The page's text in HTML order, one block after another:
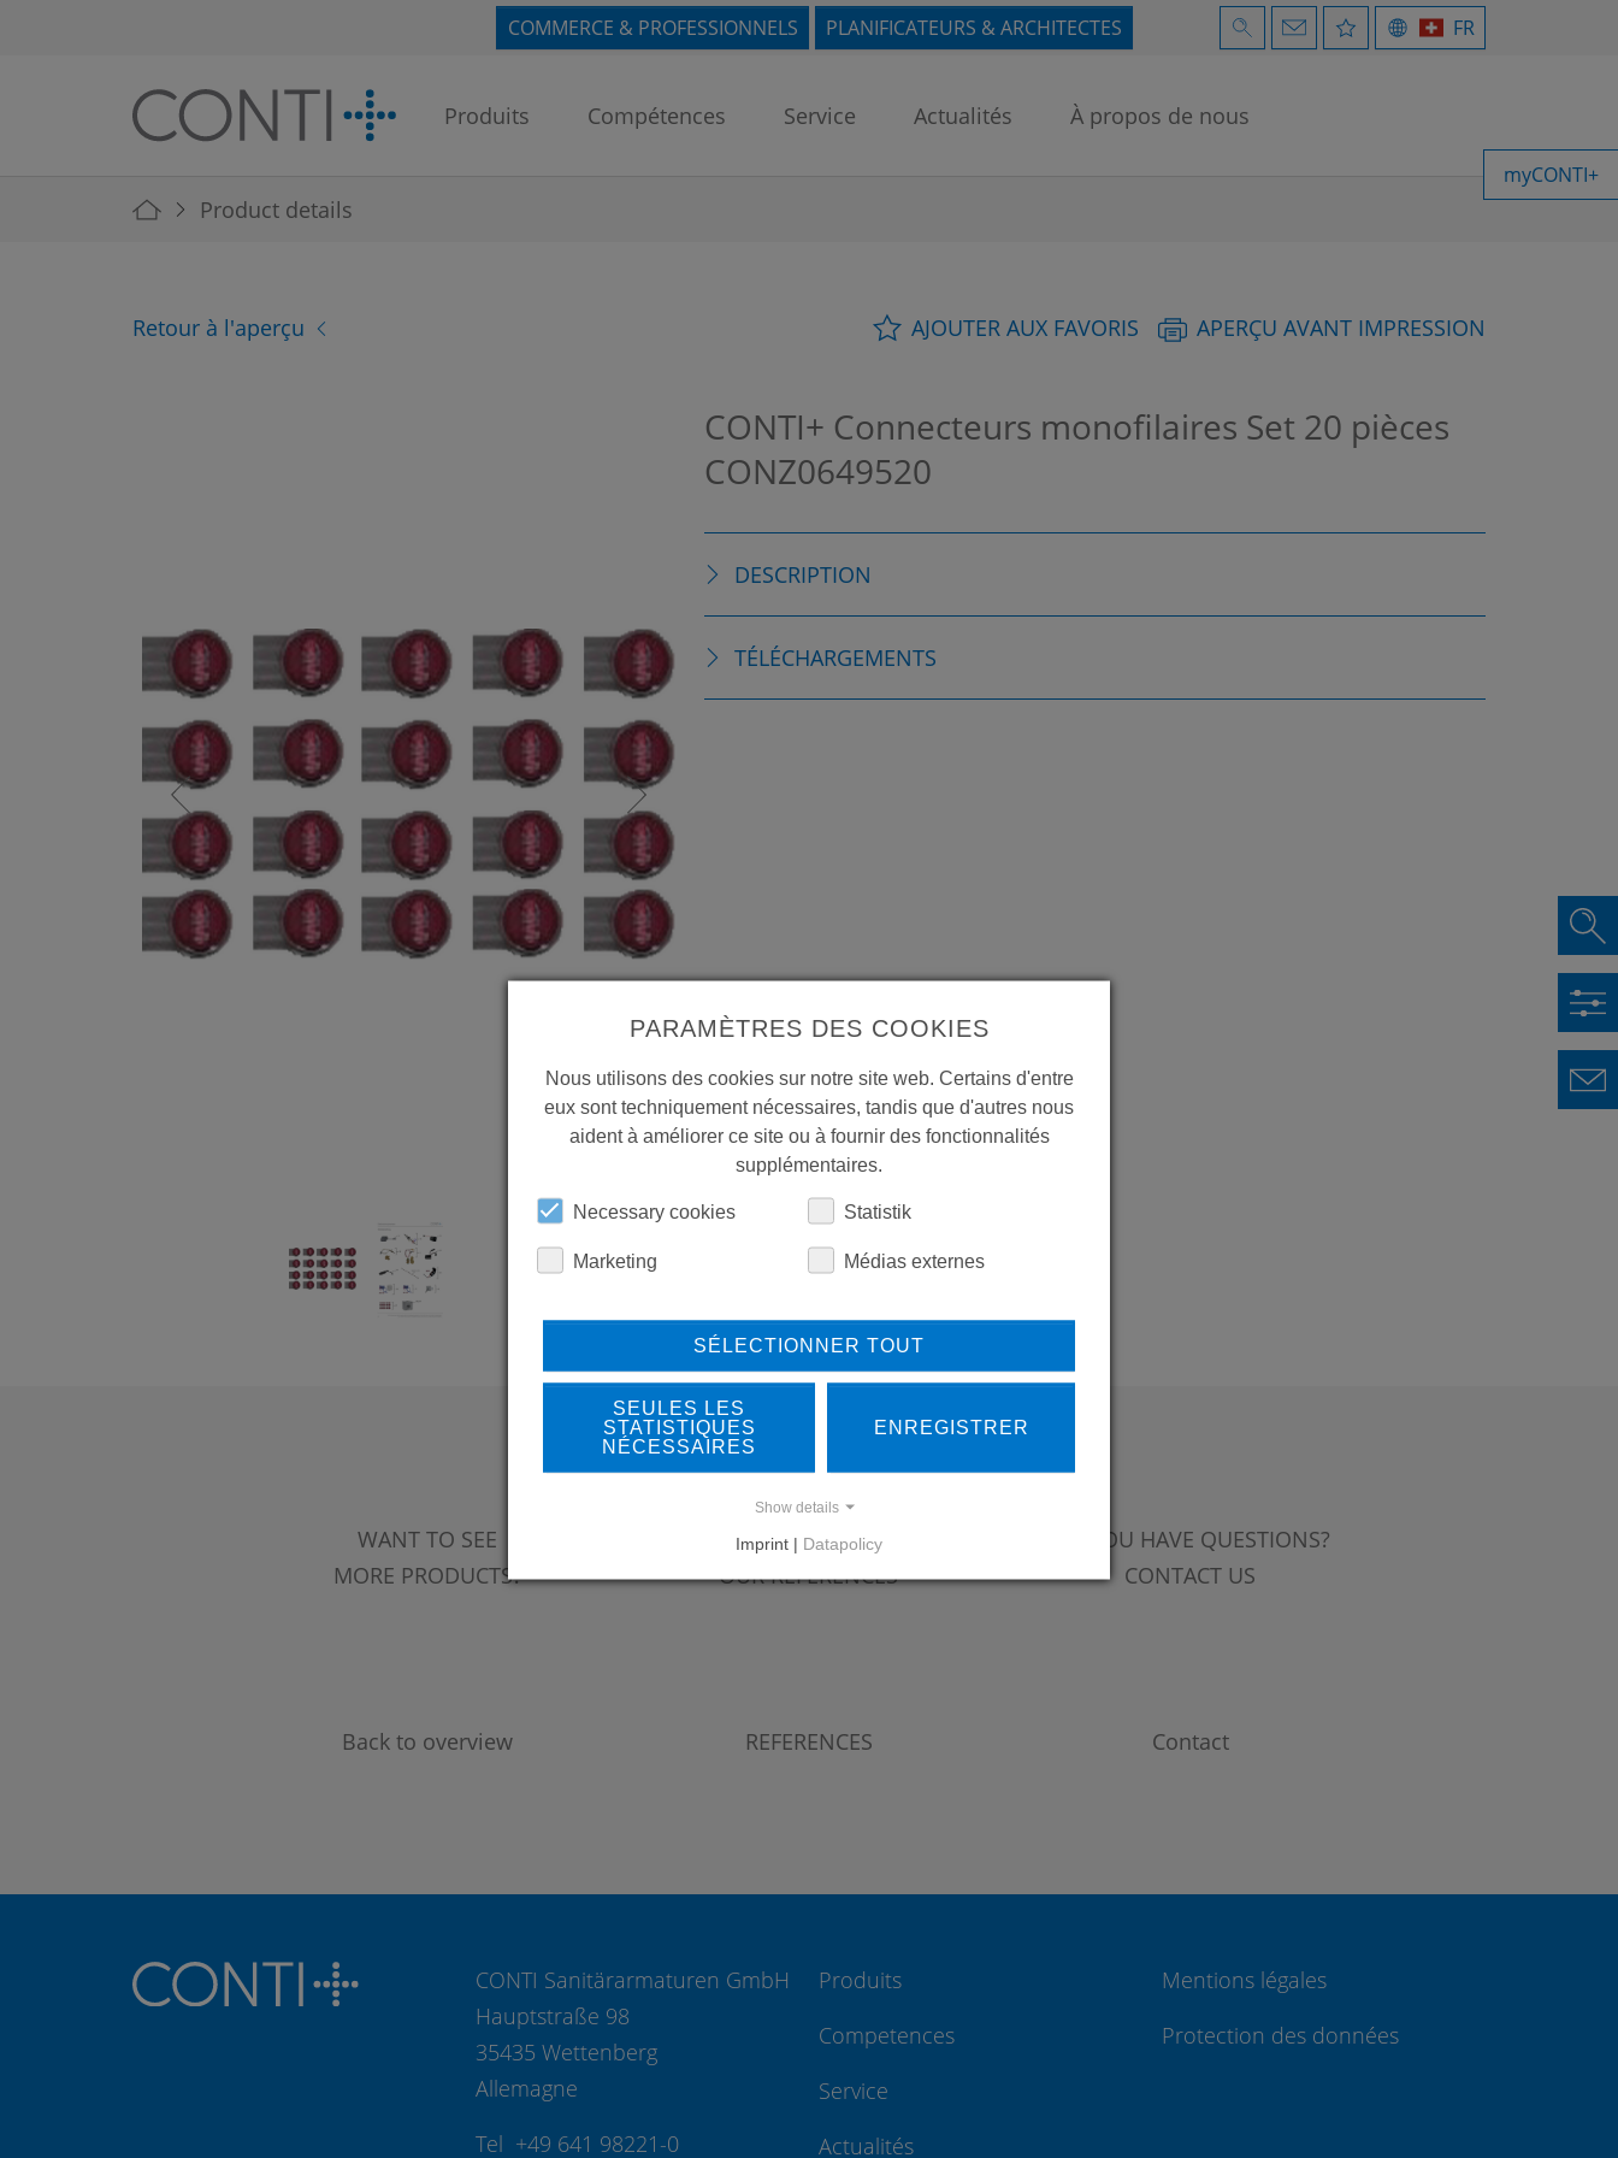
COMMERCE & PROFESSIONNELS PLANIFICATEURS & ARCHITECTES FR
Produits Compétences Service Actualités À propos de nous
myCONTI+
You are here:
Product details
Retour à l'aperçu AJOUTER AUX FAVORIS APERÇU AVANT IMPRESSION
CONTI+ Connecteurs monofilaires Set 20 pièces
CONZ0649520
DESCRIPTION
TÉLÉCHARGEMENTS
WANT TO SEE
MORE PRODUCTS?
Back to overview
LEARN MORE ABOUT
OUR REFERENCES
REFERENCES
DO YOU HAVE QUESTIONS?
CONTACT US
Contact
CONTI Sanitärarmaturen GmbH
Hauptstraße 98
35435 Wettenberg
Allemagne
Tel +49 641 98221-0
Produits
Competences
Service
Actualités
Mentions légales
Protection des données
PARAMÈTRES DES COOKIES
Nous utilisons des cookies sur notre site web. Certains d'entre
eux sont techniquement nécessaires, tandis que d'autres nous
aident à améliorer ce site ou à fournir des fonctionnalités
supplémentaires.
Necessary cookies Statistik
Marketing Médias externes
SÉLECTIONNER TOUT
SEULES LES
STATISTIQUES
NÉCESSAIRES
ENREGISTRER
Show details
Imprint | Datapolicy